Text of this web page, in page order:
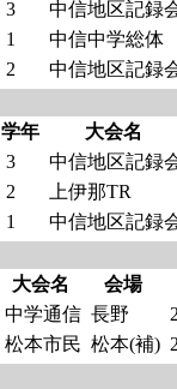
3 中信地区記録
1 中信中学総体
2 中信地区記録
学年 大会名
3 中信地区記録
2 上伊那TR
1 中信地区記録
大会名 会場
中学通信 長野
松本市民 松本(補)